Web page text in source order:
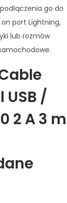
go do
port Lightning,
lub rozmów
/
2 A 3 m